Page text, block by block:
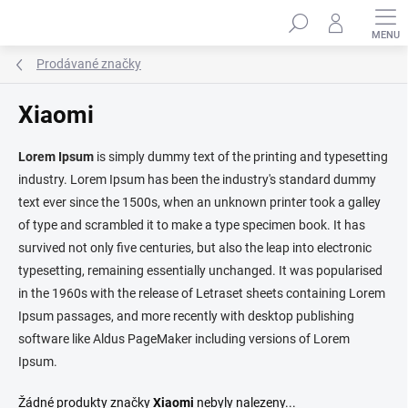
Hledat
Prodávané značky
Xiaomi
Lorem Ipsum is simply dummy text of the printing and typesetting
industry. Lorem Ipsum has been the industry's standard dummy
text ever since the 1500s, when an unknown printer took a galley
of type and scrambled it to make a type specimen book. It has
survived not only five centuries, but also the leap into electronic
typesetting, remaining essentially unchanged. It was popularised
in the 1960s with the release of Letraset sheets containing Lorem
Ipsum passages, and more recently with desktop publishing
software like Aldus PageMaker including versions of Lorem
Ipsum.
Žádné produkty značkyXiaomi nebyly nalezeny...